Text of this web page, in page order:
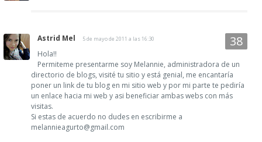
Astrid Mel 5 de mayo de 2011 a las 16:30
Hola!!
Permiteme presentarme soy Melannie, administradora de un
directorio de blogs, visité tu sitio y está genial, me encantaría
poner un link de tu blog en mi sitio web y por mi parte te pediría
un enlace hacia mi web y asi beneficiar ambas webs con más
visitas.
Si estas de acuerdo no dudes en escribirme a
melannieagurto@gmail.com